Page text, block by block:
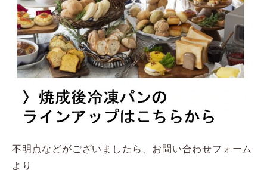
不明点などがございましたら、お問い合わせフォーム
より